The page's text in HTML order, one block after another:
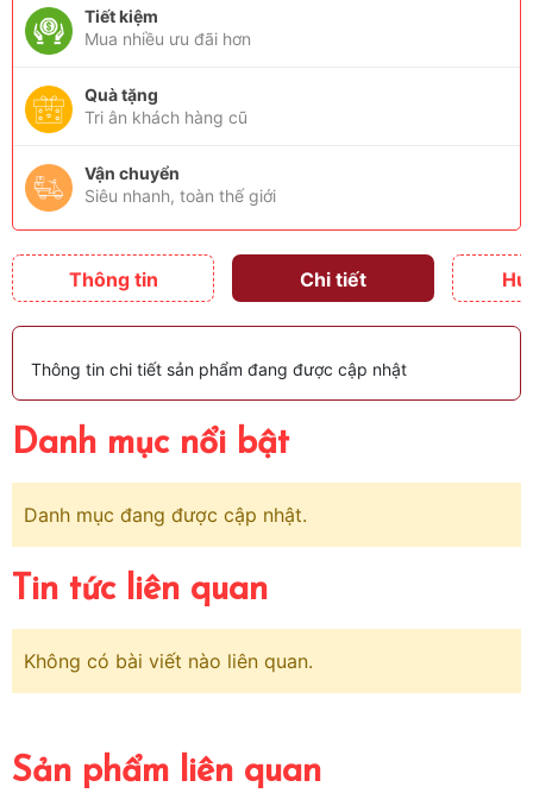
Tiết kiệm
Mua nhiều ưu đãi hơn
Quà tặng
Tri ân khách hàng cũ
Vận chuyển
Siêu nhanh, toàn thế giới
Thông tin Chi tiết
Thông tin chi tiết sản phẩm đang được cập nhật
Danh mục nổi bật
Danh mục đang được cập nhật.
Tin tức liên quan
Không có bài viết nào liên quan.
Sản phẩm liên quan